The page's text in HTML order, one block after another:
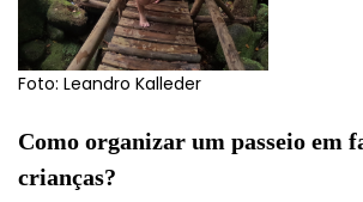
Foto: Leandro Kalleder
Como organizar um passeio em
crianças?